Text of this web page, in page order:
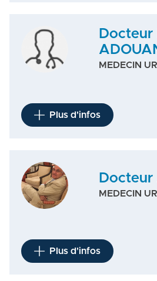
Docteur
MEDECIN
Plus d'infos
Docteur
MEDECIN
Plus d'infos